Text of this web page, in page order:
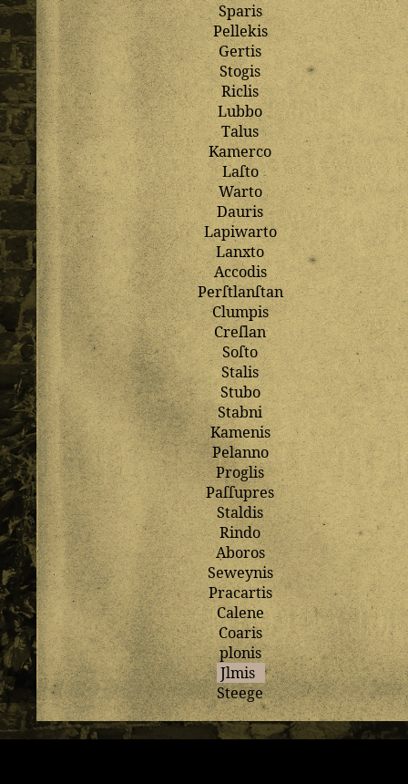
Sparis
Pellekis
Gertis
Stogis
Riclis
Lubbo
Talus
Kamerco
Laſto
Warto
Dauris
Lapiwarto
Lanxto
Accodis
Perſtlanſtan
Clumpis
Creſlan
Soſto
Stalis
Stubo
Stabni
Kamenis
Pelanno
Proglis
Paſſupres
Staldis
Rindo
Aboros
Seweynis
Pracartis
Calene
Coaris
plonis
Jlmis
Steege